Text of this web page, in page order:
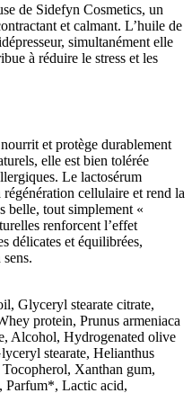
de Sidefyn Cosmetics, un
et calmant. L’huile de
simultanément elle
à réduire le stress et les
et protège durablement
elle est bien tolérée
Le lactosérum
cellulaire et rend la
belle, tout simplement «
renforcent l’effet
délicates et équilibrées,
Glyceryl stearate citrate,
protein, Prunus armeniaca
Alcohol, Hydrogenated olive
stearate, Helianthus
Xanthan gum,
Parfum*, Lactic acid,